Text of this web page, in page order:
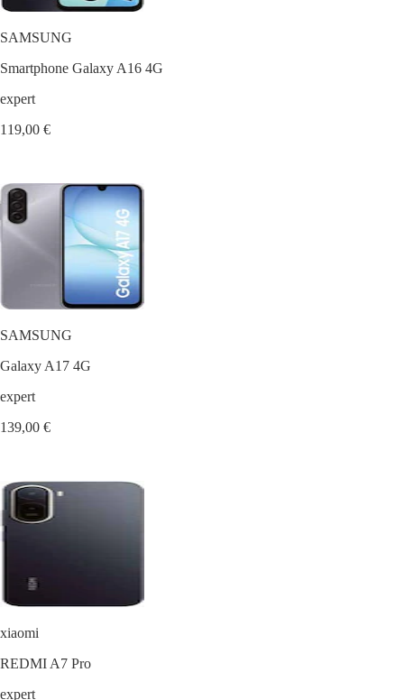
SAMSUNG
Smartphone Galaxy A16 4G
expert
119,00 €
SAMSUNG
Galaxy A17 4G
expert
139,00 €
xiaomi
REDMI A7 Pro
expert